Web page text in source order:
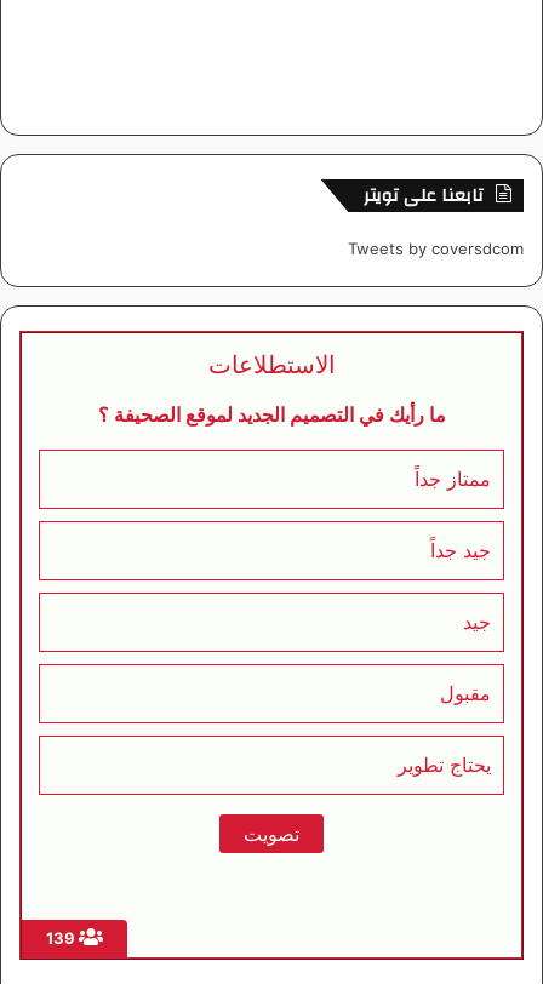
تابعنا على تويتر
Tweets by coversdcom
الاستطلاعات
ما رأيك في التصميم الجديد لموقع الصحيفة ؟
ممتاز جداً
جيد جداً
جيد
مقبول
يحتاج تطوير